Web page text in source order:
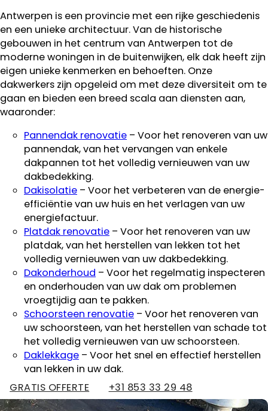
Antwerpen is een provincie met een rijke geschiedenis
en een unieke architectuur. Van de historische
gebouwen in het centrum van Antwerpen tot de
moderne woningen in de buitenwijken, elk dak heeft zijn
eigen unieke kenmerken en behoeften. Onze
dakwerkers zijn opgeleid om met deze diversiteit om te
gaan en bieden een breed scala aan diensten aan,
waaronder:
Pannendak renovatie – Voor het renoveren van uw
pannendak, van het vervangen van enkele
dakpannen tot het volledig vernieuwen van uw
dakbedekking.
Dakisolatie – Voor het verbeteren van de energie-
efficiëntie van uw huis en het verlagen van uw
energiefactuur.
Platdak renovatie – Voor het renoveren van uw
platdak, van het herstellen van lekken tot het
volledig vernieuwen van uw dakbedekking.
Dakonderhoud – Voor het regelmatig inspecteren
en onderhouden van uw dak om problemen
vroegtijdig aan te pakken.
Schoorsteen renovatie – Voor het renoveren van
uw schoorsteen, van het herstellen van schade tot
het volledig vernieuwen van uw schoorsteen.
Daklekkage – Voor het snel en effectief herstellen
van lekken in uw dak.
GRATIS OFFERTE
+31 853 33 29 48